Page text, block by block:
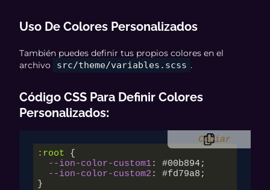
Uso De Colores Personalizados
También puedes definir tus propios colores en el
archivo
src/theme/variables.scss .
Código CSS Para Definir Colores
Personalizados:
Copiar
:root {
--ion-color-custom1: #00b894;
--ion-color-custom2 : #fd79a8 ;
}